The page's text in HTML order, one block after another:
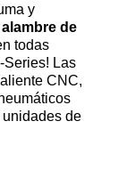
y
alambre de
todas
Series! Las
CNC,
de